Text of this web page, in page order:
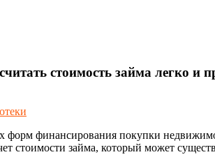
стоимость займа легко и
форм финансирования покупки
стоимости займа, который может